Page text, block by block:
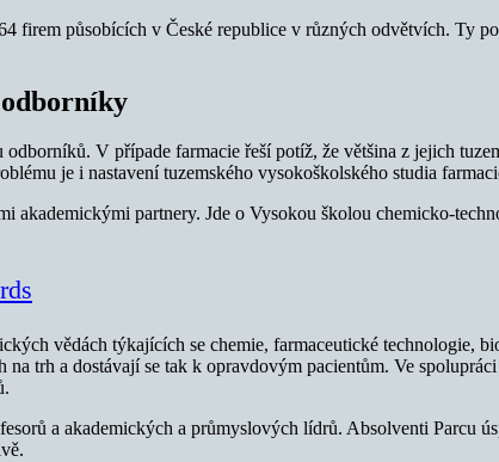
firem působících v České republice v různých odvětvích. Ty
V případe farmacie řeší potíž, že většina z jejich
je i nastavení tuzemského vysokoškolského studia
akademickými partnery. Jde o Vysokou školou chemicko-
vědách týkajících se chemie, farmaceutické
trh a dostávají se tak k opravdovým pacientům. Ve
a akademických a průmyslových lídrů. Absolventi Parcu